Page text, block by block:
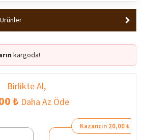
Ürünler
kargoda!
Birlikte Al,
₺ Daha Az Öde
Kazancın 20,00 ₺